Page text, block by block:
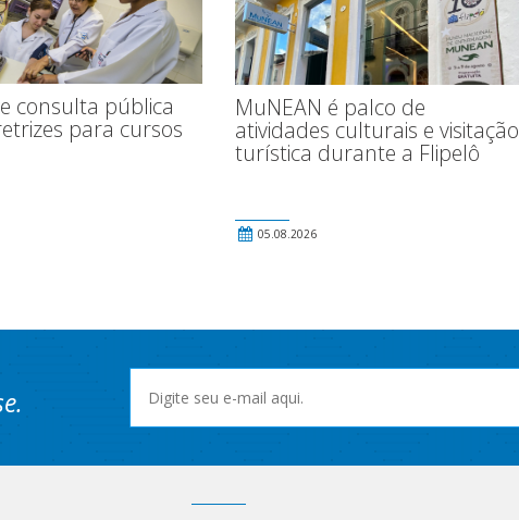
consulta pública
para cursos
MuNEAN é palco de
atividades culturais e visitação
turística durante a Flipelô
05.08.2026